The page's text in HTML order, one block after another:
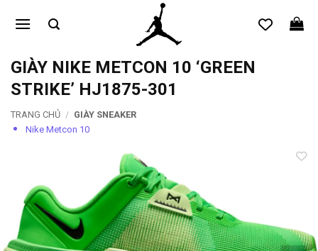
qua
dungGIÀY NIKE METCON 10 ‘GREEN
STRIKE’ HJ1875-301
TRANG CHỦ / GIÀY SNEAKER
Nike Metcon 10